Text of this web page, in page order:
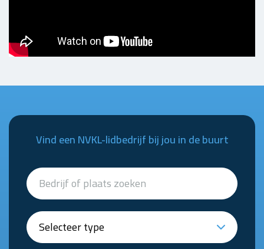
Vind een NVKL-lidbedrijf bij jou in de buurt